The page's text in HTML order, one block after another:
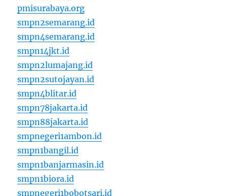
pmisurabaya.org
smpn2semarang.id
smpn4semarang.id
smpn14jkt.id
smpn2lumajang.id
smpn2sutojayan.id
smpn4blitar.id
smpn78jakarta.id
smpn88jakarta.id
smpnegeri1ambon.id
smpn1bangil.id
smpn1banjarmasin.id
smpn1biora.id
smpnegeri1bobotsari.id